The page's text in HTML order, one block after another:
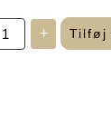
+ Tilføj